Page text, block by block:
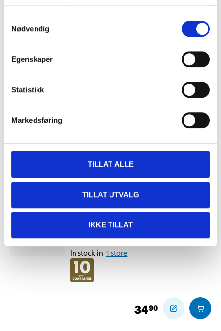
Nødvendig
Egenskaper
Statistikk
Markedsføring
TILLAT ALLE
TILLAT UTVALG
IKKE TILLAT
SCREWDRIVER SL6X100
In stock in 1 store
3490